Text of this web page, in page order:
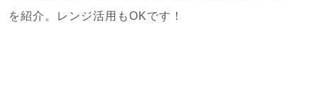
を紹介。レンジ活用もOKです！